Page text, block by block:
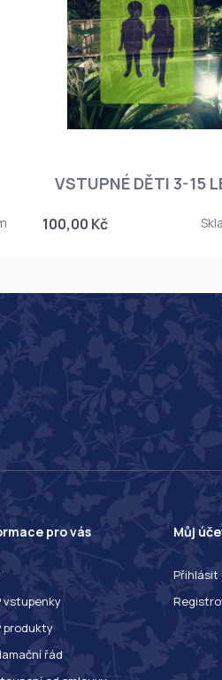
VSTUPNÉ DĚTI 3-15
100,00 Kč
pro vás
vstupenky
produkty
řád
Můj
Přihlásit